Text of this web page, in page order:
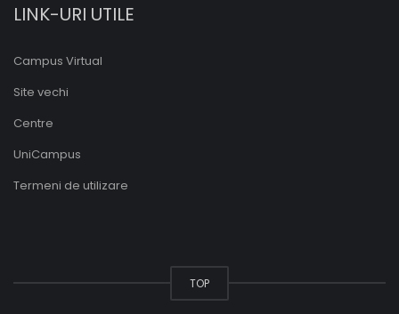
LINK-URI UTILE
Campus Virtual
Site vechi
Centre
UniCampus
Termeni de utilizare
TOP